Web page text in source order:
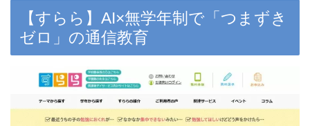
【すらら】AI×無学年制で「つまずき
ゼロ」の通信教育